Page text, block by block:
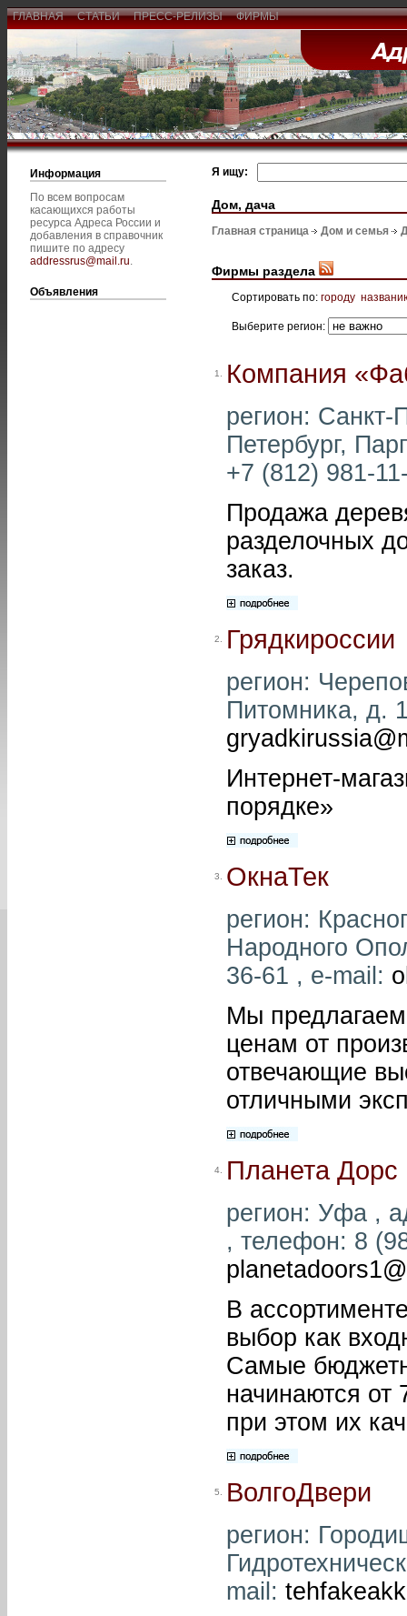
ГЛАВНАЯ СТАТЬИ ПРЕСС-РЕЛИЗЫ ФИРМЫ
Информация
По всем вопросам
касающихся работы
ресурса Адреса России и
добавления в справочник
пишите по адресу
addressrus@mail.ru.
Объявления
Я ищу:
Дом, дача
Главная страница Дом и семья
Фирмы раздела
Сортировать по: городу
Выберите регион:
1. Компания
регион: Санкт-
Петербург,
+7 (812) 981-
Продажа
разделочных
заказ.
2. Грядкироссии
регион:
Питомника, д.
Интернет-
порядке»
3. ОкнаТек
регион:
Народного
36-61 , e-mail:
Мы предлагаем
ценам от
отвечающие
отличными
4. Планета Дорс
регион: Уфа ,
, телефон: 8
В
выбор как
Самые
начинаются от
при этом их
5. ВолгоДвери
регион:
mail: